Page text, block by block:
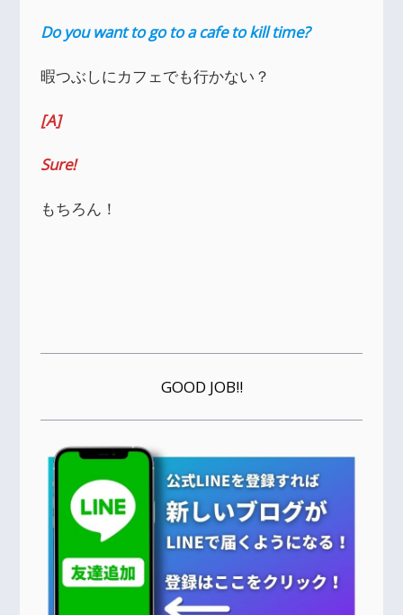
Do you want to go to a cafe to kill time?
暇つぶしにカフェでも行かない？
[A]
Sure!
もちろん！
GOOD JOB!!